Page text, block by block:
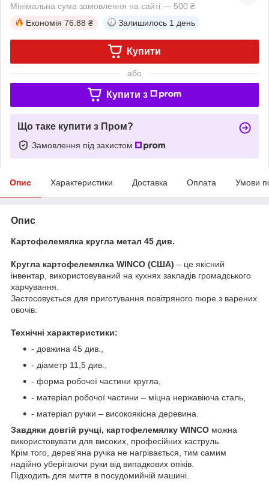
Мінімальна сума замовлення на сайті — 500 ₴
Економія 76.88 ₴ Залишилось 1 день
Купити
або
Купити з
Що таке купити з Пром?
Замовлення під захистом
Опис Характеристики Доставка Оплата Умови
Опис
Картофелемялка кругла метал 45 див.
Кругла картофелемялка WINCO (США) – це якісний
інвентар, використовуваний на кухнях закладів громадського
харчування.
Застосовується для приготування повітряного пюре з варених
овочів.
Технічні характеристики:
- довжина 45 див.,
- діаметр 11,5 див.,
- форма робочої частини кругла,
- матеріал робочої частини – міцна нержавіюча сталь,
- матеріал ручки – високоякісна деревина.
Завдяки довгій ручці, картофелемялку WINCO можна
використовувати для високих, професійних каструль.
Крім того, дерев'яна ручка не нагрівається, тим самим
надійно уберігаючи руки від випадкових опіків.
Підходить для миття в посудомийній машині.